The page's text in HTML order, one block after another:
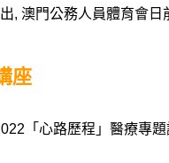
, 澳門公務人員體育會
座
「心路歷程」醫療專